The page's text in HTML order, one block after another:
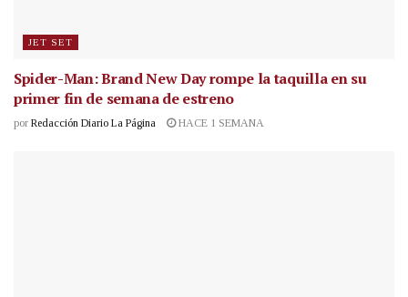
JET SET
Spider-Man: Brand New Day rompe la taquilla en su
primer fin de semana de estreno
por Redacción Diario La Página HACE 1 SEMANA